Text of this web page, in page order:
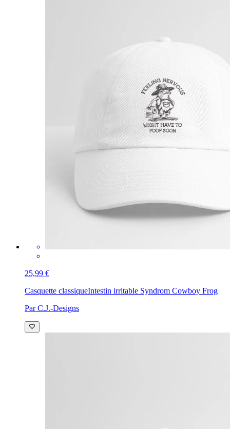
25,99 €
Casquette classiqueIntestin irritable Syndrom Cowboy Frog
Par C.J.-Designs